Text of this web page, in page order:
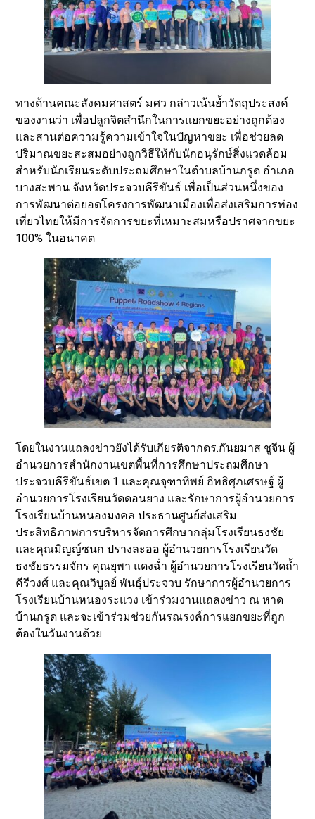
ทางด้านคณะสังคมศาสตร์ มศว กล่าวเน้นย้ำวัตถุประสงค์
ของงานว่า เพื่อปลูกจิตสำนึกในการแยกขยะอย่างถูกต้อง
และสานต่อความรู้ความเข้าใจในปัญหาขยะ เพื่อช่วยลด
ปริมาณขยะสะสมอย่างถูกวิธีให้กับนักอนุรักษ์สิ่งแวดล้อม
สำหรับนักเรียนระดับประถมศึกษาในตำบลบ้านกรูด อำเภอ
บางสะพาน จังหวัดประจวบคีรีขันธ์ เพื่อเป็นส่วนหนึ่งของ
การพัฒนาต่อยอดโครงการพัฒนาเมืองเพื่อส่งเสริมการท่อง
เที่ยวไทยให้มีการจัดการขยะที่เหมาะสมหรือปราศจากขยะ
100% ในอนาคต
โดยในงานแถลงข่าวยังได้รับเกียรติจากดร.กันยมาส ชูจีน ผู้
อำนวยการสำนักงานเขตพื้นที่การศึกษาประถมศึกษา
ประจวบคีรีขันธ์เขต 1 และคุณจุฑาทิพย์ อิทธิศุภเศรษฐ์ ผู้
อำนวยการโรงเรียนวัดดอนยาง และรักษาการผู้อำนวยการ
โรงเรียนบ้านหนองมงคล ประธานศูนย์ส่งเสริม
ประสิทธิภาพการบริหารจัดการศึกษากลุ่มโรงเรียนธงชัย
และคุณมิญญ์ชนก ปรางละออ ผู้อำนวยการโรงเรียนวัด
ธงชัยธรรมจักร คุณยุพา แดงฉ่ำ ผู้อำนวยการโรงเรียนวัดถ้ำ
คีรีวงศ์ และคุณวิบูลย์ พันธุ์ประจวบ รักษาการผู้อำนวยการ
โรงเรียนบ้านหนองระแวง เข้าร่วมงานแถลงข่าว ณ หาด
บ้านกรูด และจะเข้าร่วมช่วยกันรณรงค์การแยกขยะที่ถูก
ต้องในวันงานด้วย